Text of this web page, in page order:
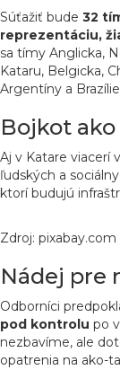
Súťažiť bude 32
reprezentáciu,
sa tímy Anglicka,
Kataru, Belgicka,
Argentíny a
Bojkot
Aj v Katare viacerí
ľudských a
ktorí budujú
Zdroj: pixabay.com
Nádej pre
Odborníci
pod kontrolu po
nezbavíme, ale
opatrenia na ako-